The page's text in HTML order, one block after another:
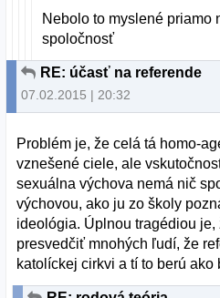
Nebolo to myslené priamo
spoločnosť
RE: účasť na referende
07.02.2015 | 20:32
Problém je, že celá tá homo-
vznešené ciele, ale
sexuálna výchova nemá nič
výchovou, ako ju zo školy
ideológia. Úplnou tragédiou
presvedčiť mnohých ľudí, že
katolíckej cirkvi a tí to berú ako